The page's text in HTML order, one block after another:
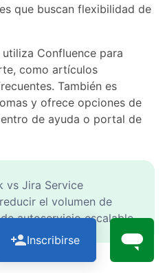
que buscan flexibilidad de
Confluence para
como artículos
También es
y ofrece opciones de
de ayuda o portal de
vs Jira Service
el volumen de
autoservicio escalable.
Inscribirse